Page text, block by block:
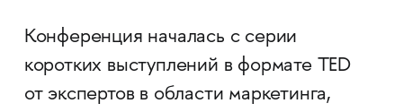
Конференция началась с серии
коротких выступлений в формате TED
от экспертов в области маркетинга,